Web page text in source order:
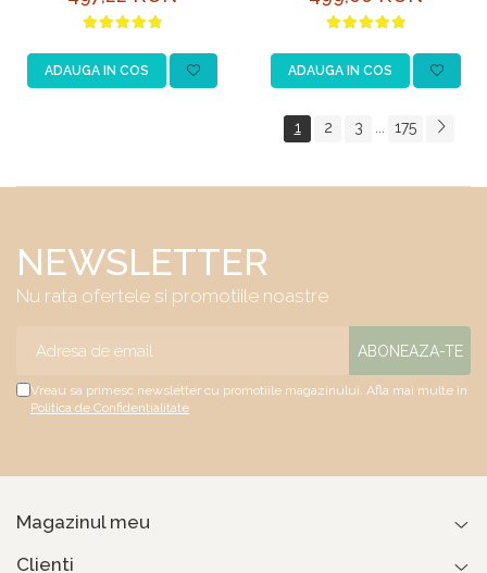
Incastrata
ADAUGA IN COS ADAUGA IN COS
1 2 3 ... 175
NEWSLETTER
Nu rata ofertele si promotiile noastre
Vreau sa primesc newsletter cu promotiile magazinului. Afla mai multe in
Politica de Confidentialitate
Magazinul meu
Clienti